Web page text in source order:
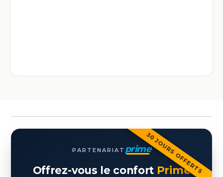
30 JOURS OFFERTS
PARTENARIAT prime
Offrez-vous le confort Prime